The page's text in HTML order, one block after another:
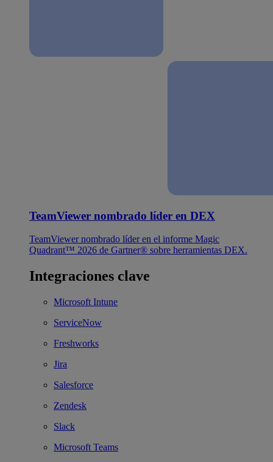
TeamViewer nombrado líder en DEX
TeamViewer nombrado líder en el informe Magic
Quadrant™ 2026 de Gartner® sobre herramientas DEX.
Integraciones clave
Microsoft Intune
ServiceNow
Freshworks
Jira
Salesforce
Zendesk
Slack
Microsoft Teams